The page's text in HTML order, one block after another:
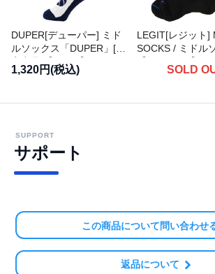
DUPER[デューパー] ミド
ルソックス「DUPER」[取
寄商品]【K-754】
1,320円(税込)
LEGIT[レジット]
SOCKS / ミドル
SOLD
SUPPORT
サポート
この商品について問い合わせ
返品について